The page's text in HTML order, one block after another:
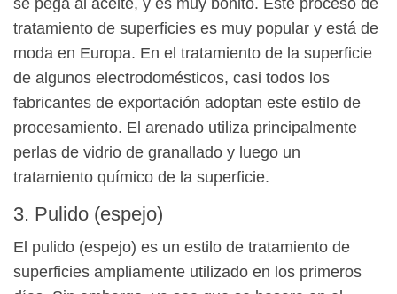
tratamiento de superficies es muy popular y está de
moda en Europa. En el tratamiento de la superficie
de algunos electrodomésticos, casi todos los
fabricantes de exportación adoptan este estilo de
procesamiento. El arenado utiliza principalmente
perlas de vidrio de granallado y luego un
tratamiento químico de la superficie.
3. Pulido (espejo)
El pulido (espejo) es un estilo de tratamiento de
superficies ampliamente utilizado en los primeros